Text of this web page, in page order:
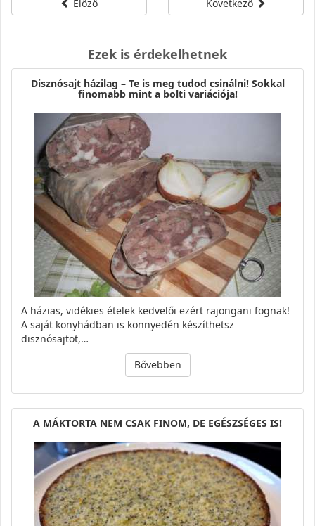
Előző Következő
Ezek is érdekelhetnek
Disznósajt házilag – Te is meg tudod csinálni! Sokkal
finomabb mint a bolti variációja!
A házias, vidékies ételek kedvelői ezért rajongani fognak!
A saját konyhádban is könnyedén készíthetsz
disznósajtot,…
Bővebben
A MÁKTORTA NEM CSAK FINOM, DE EGÉSZSÉGES IS!